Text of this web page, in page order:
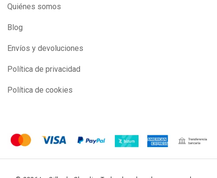
Quiénes somos
Blog
Envíos y devoluciones
Política de privacidad
Política de cookies